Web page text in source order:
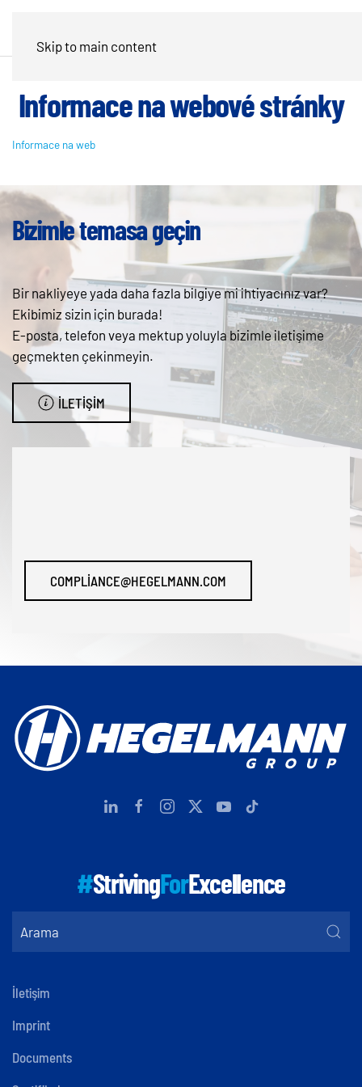
Skip to main content
Informace na webové stránky
Informace na web
Bizimle temasa geçin
Bir nakliyeye yada daha fazla bilgiye mi ihtiyacınız var?
Ekibimiz sizin için burada!
E-posta, telefon veya mektup yoluyla bizimle iletişime
geçmekten çekinmeyin.
İLETIŞIM
COMPLIANCE@HEGELMANN.COM
#StrivingForExcellence
İletişim
Imprint
Documents